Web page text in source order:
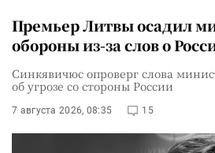
Премьер Литвы осадил
обороны из-за слов о
Синкявичюс опроверг слова
об угрозе со стороны России
7 августа 2026, 08:35 15